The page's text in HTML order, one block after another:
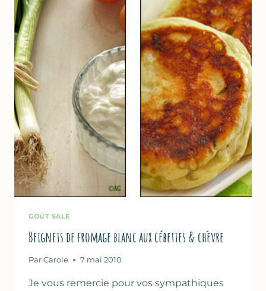
CERISES)
GOÛT SALÉ
Beignets de fromage blanc aux cébettes & chèvre
Par Carole 7 mai 2010
Je vous remercie pour vos sympathiques